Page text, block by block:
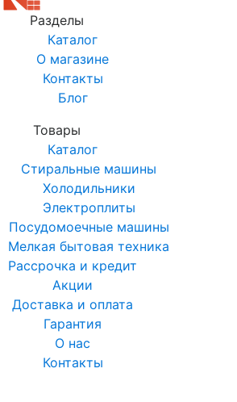
Разделы
Каталог
О магазине
Контакты
Блог
Товары
Каталог
Стиральные машины
Холодильники
Электроплиты
Посудомоечные машины
Мелкая бытовая техника
Рассрочка и кредит
Акции
Доставка и оплата
Гарантия
О нас
Контакты